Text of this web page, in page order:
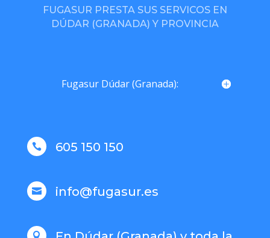
FUGASUR PRESTA SUS SERVICOS EN
DÚDAR (GRANADA) Y PROVINCIA
Fugasur Dúdar (Granada):
 605 150 150
 info@fugasur.es
